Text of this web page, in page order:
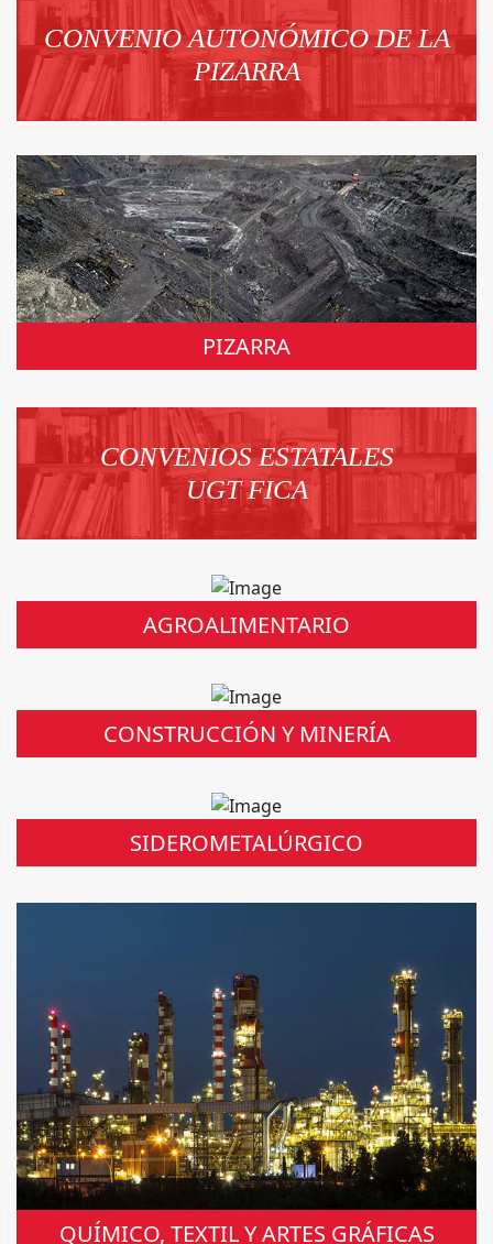
CONVENIO AUTONÓMICO DE LA
PIZARRA
PIZARRA
CONVENIOS ESTATALES
UGT FICA
AGROALIMENTARIO
CONSTRUCCIÓN Y MINERÍA
SIDEROMETALÚRGICO
QUÍMICO, TEXTIL Y ARTES GRÁFICAS